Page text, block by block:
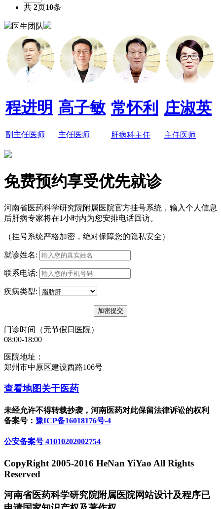
共 2页10条
医生团队
程进明
副主任医师
高子敏
主任医师
常怀利
肝病科主任
庄淑英
主任医师
免费预约享受优先就诊
河南省医药科学研究院附属医院官方挂号系统，输入个人信息
后肝病专家将在1小时内为您安排电话回访。
（挂号系统严格加密，绝对保障您的隐私安全）
就诊姓名:
联系电话:
疾病类型:
门诊时间（无节假日医院）
08:00-18:00
医院地址：
郑州市中原区建设西路106号
查看地图关于医药
未经允许不得转载抄袭，河南医药对此保留法律诉讼的权利
备案号： 豫ICP备16018176号-4
公安备案号 41010202002754
CopyRight 2005-2016 HeNan YiYao All Rights
Reserved
河南省医药科学研究院附属医院网站设计及程序已